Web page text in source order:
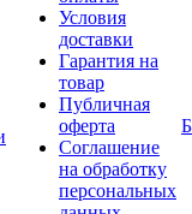
Условия
доставки
Гарантия на
товар
Публичная
оферта
Соглашение
на обработку
персональных